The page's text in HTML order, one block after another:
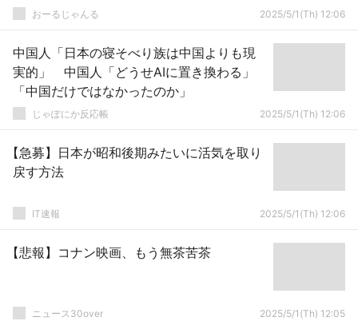
おーるじゃんる 2025/5/1(Th) 12:06
中国人「日本の寝そべり族は中国よりも現
実的」 中国人「どうせAIに置き換わる」
「中国だけではなかったのか」
じゃぽにか反応帳 2025/5/1(Th) 12:06
【急募】日本が昭和後期みたいに活気を取り
戻す方法
IT速報 2025/5/1(Th) 12:06
【悲報】コナン映画、もう無茶苦茶
ニュース30over 2025/5/1(Th) 12:05